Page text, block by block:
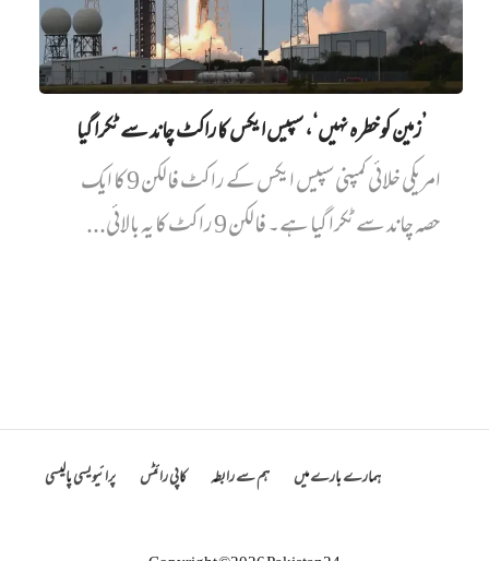
’زمین کو خطرہ نہیں‘، سپیس ایکس کا راکٹ چاند سے ٹکرا گیا
امریکی خلائی کمپنی سپیس ایکس کے راکٹ فالکن 9 کا ایک
حصہ چاند سے ٹکرا گیا ہے۔ فالکن 9 راکٹ کا یہ بالائی...
ہمارے بارے میں ہم سے رابطہ کاپی رائٹس پرائیویسی پالیسی